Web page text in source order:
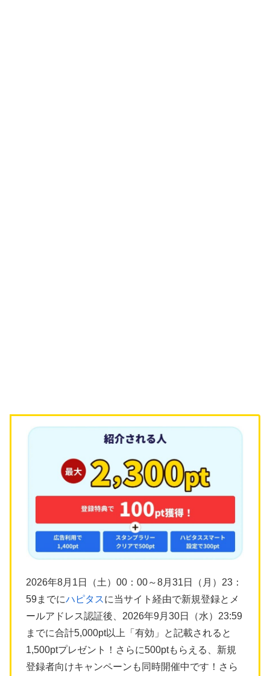
2026年8月1日（土）00：00～8月31日（月）23：
59までにハピタスに当サイト経由で新規登録とメ
ールアドレス認証後、2026年9月30日（水）23:59
までに合計5,000pt以上「有効」と記載されると
1,500ptプレゼント！さらに500ptもらえる、新規
登録者向けキャンペーンも同時開催中です！さら